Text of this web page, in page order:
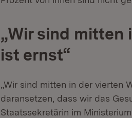
„Wir sind mitten
ist ernst“
„Wir sind mitten in der vierten
daransetzen, dass wir das
Staatssekretärin im